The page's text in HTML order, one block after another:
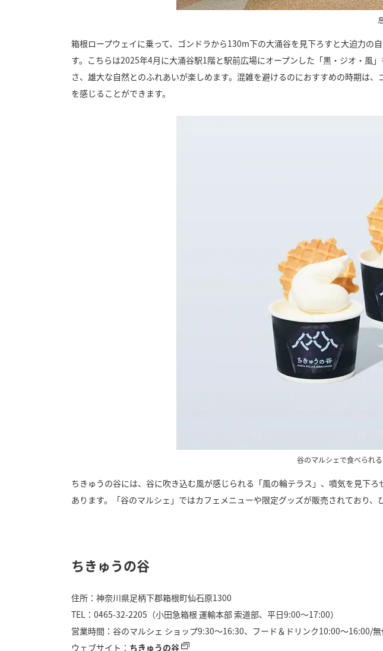
箱根ロープウェイに乗って、ゴンドラから130m下の大涌谷を見下ろすと大迫力の
す。こちらは2025年4月に大涌谷駅1階と駅前広場にオープンした「黒・ジオ・風
さ、雄大な自然とのふれあいが楽しめます。混雑を避けるのにおすすめの時期は
を感じることができます。
谷のマルシェで食べられ
ちきゅうの谷には、谷に吹き込む風が感じられる「風の輪テラス」、噴気を見下
あります。「谷のマルシェ」ではカフェメニューや限定グッズが販売されており、
ちきゅうの谷
住所：神奈川県足柄下郡箱根町仙石原1300
TEL：0465-32-2205（小田急箱根 運輸本部 索道部、平日9:00〜17:00）
営業時間：谷のマルシェ ショップ9:30〜16:30、フード＆ドリンク10:00〜16:00/
ウェブサイト： ちきゅうの谷